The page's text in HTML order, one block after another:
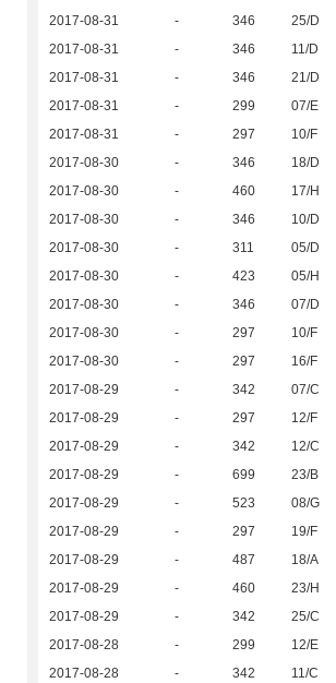
2017-08-31
- 346 25/D
2017-08-31
- 346 11/D
2017-08-31
- 346 21/D
2017-08-31
- 299 07/E
2017-08-31
- 297 10/F
2017-08-30
- 346 18/D
2017-08-30
- 460 17/H
2017-08-30
- 346 10/D
2017-08-30
- 311 05/D
2017-08-30
- 423 05/H
2017-08-30
- 346 07/D
2017-08-30
- 297 10/F
2017-08-30
- 297 16/F
2017-08-29
- 342 07/C
2017-08-29
- 297 12/F
2017-08-29
- 342 12/C
2017-08-29
- 699 23/B
2017-08-29
- 523 08/G
2017-08-29
- 297 19/F
2017-08-29
- 487 18/A
2017-08-29
- 460 23/H
2017-08-29
- 342 25/C
2017-08-28
- 299 12/E
2017-08-28
- 342 11/C